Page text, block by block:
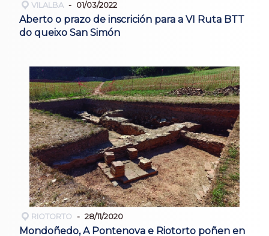
VILALBA 01/03/2022
Aberto o prazo de inscrición para a VI Ruta BTT
do queixo San Simón
RIOTORTO 28/11/2020
Mondoñedo, A Pontenova e Riotorto poñen en